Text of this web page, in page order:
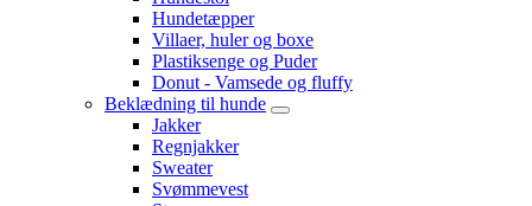
Hundetæpper
Villaer, huler og boxe
Plastiksenge og Puder
Donut - Vamsede og fluffy
Beklædning til hunde
Jakker
Regnjakker
Sweater
Svømmevest